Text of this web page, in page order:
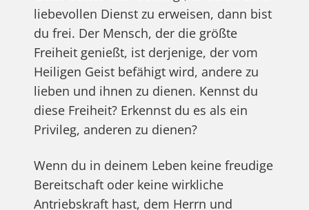
liebevollen Dienst zu erweisen, dann bist
du frei. Der Mensch, der die größte
Freiheit genießt, ist derjenige, der vom
Heiligen Geist befähigt wird, andere zu
lieben und ihnen zu dienen. Kennst du
diese Freiheit? Erkennst du es als ein
Privileg, anderen zu dienen?
Wenn du in deinem Leben keine freudige
Bereitschaft oder keine wirkliche
Antriebskraft hast, dem Herrn und